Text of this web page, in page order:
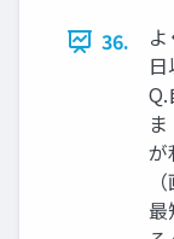
36.
Q.
が
最